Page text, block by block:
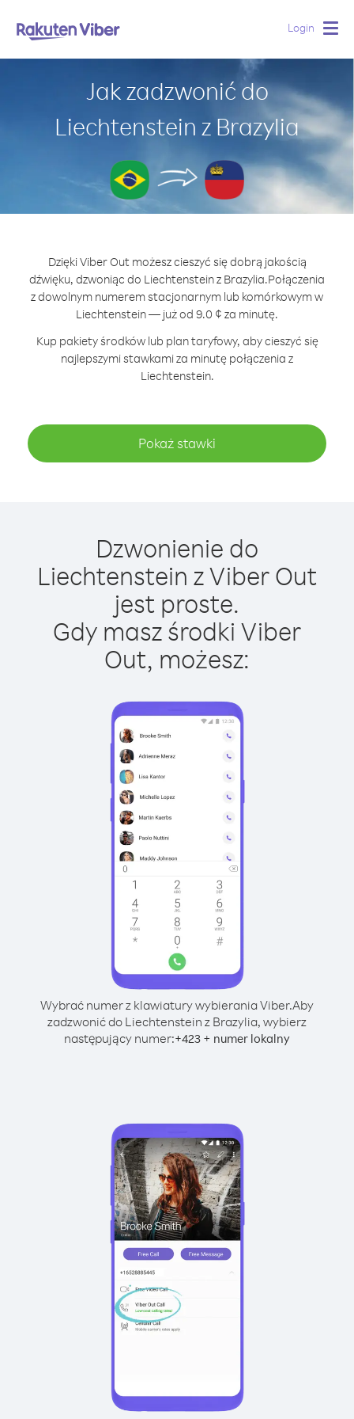
Login
Jak zadzwonić do
Liechtenstein z Brazylia
Dzięki Viber Out możesz cieszyć się dobrą jakością
dźwięku, dzwoniąc do Liechtenstein z Brazylia.Połączenia
z dowolnym numerem stacjonarnym lub komórkowym w
Liechtenstein — już od 9.0 ¢ za minutę.
Kup pakiety środków lub plan taryfowy, aby cieszyć się
najlepszymi stawkami za minutę połączenia z
Liechtenstein.
Pokaż stawki
Dzwonienie do
Liechtenstein z Viber Out
jest proste.
Gdy masz środki Viber
Out, możesz:
Wybrać numer z klawiatury wybierania Viber.Aby
zadzwonić do Liechtenstein z Brazylia, wybierz
następujący numer:+423 + numer lokalny